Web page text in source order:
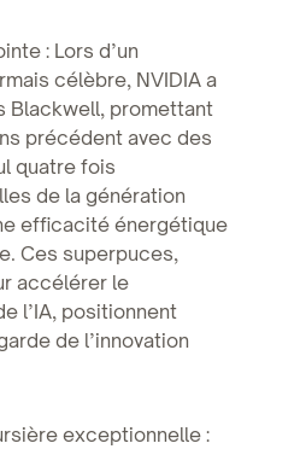
: Lors d’un
célèbre, NVIDIA a
Blackwell, promettant
précédent avec des
quatre fois
de la génération
efficacité énergétique
Ces superpuces,
accélérer le
l’IA, positionnent
de l’innovation
exceptionnelle :